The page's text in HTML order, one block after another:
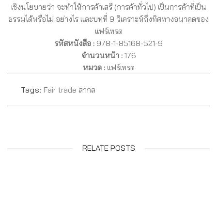
เชิงนโยบายว่า จะทำให้การค้าเสรี (การค้าทั่วไป) เป็นการค้าที่เป็น
ธรรมได้หรือไม่ อย่างไร และบทที่ 9 วิเคราะห์ถึงทิศทางอนาคตของ
แฟร์เทรด
รหัสหนังสือ : 978-1-85168-521-9
จำนวนหน้า :176
หมวด :แฟร์เทรด
Tags: Fair trade สากล
RELATE POSTS